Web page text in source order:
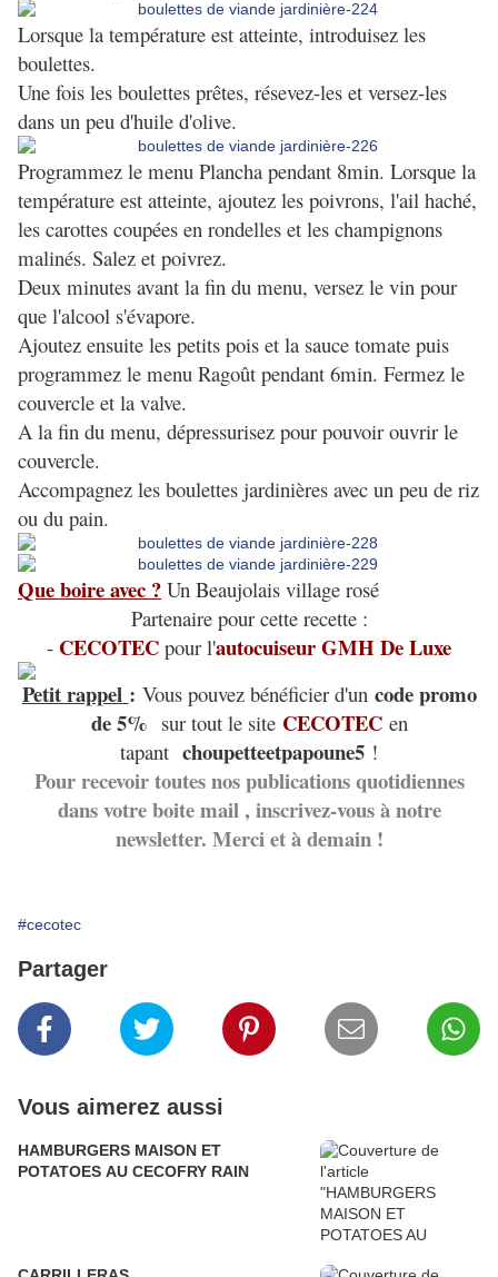
Lorsque la température est atteinte, introduisez les
boulettes.
Une fois les boulettes prêtes, résevez-les et versez-les
dans un peu d'huile d'olive.
Programmez le menu Plancha pendant 8min. Lorsque la
température est atteinte, ajoutez les poivrons, l'ail haché,
les carottes coupées en rondelles et les champignons
malinés. Salez et poivrez.
Deux minutes avant la fin du menu, versez le vin pour
que l'alcool s'évapore.
Ajoutez ensuite les petits pois et la sauce tomate puis
programmez le menu Ragoût pendant 6min. Fermez le
couvercle et la valve.
A la fin du menu, dépressurisez pour pouvoir ouvrir le
couvercle.
Accompagnez les boulettes jardinières avec un peu de riz
ou du pain.
Que boire avec ? Un Beaujolais village rosé
Partenaire pour cette recette :
- CECOTEC pour l'autocuiseur GMH De Luxe
Petit rappel : Vous pouvez bénéficier d'un code promo
de 5% sur tout le site CECOTECen
tapant choupetteetpapoune5 !
Pour recevoir toutes nos publications quotidiennes
dans votre boite mail , inscrivez-vous à notre
newsletter. Merci et à demain !
#cecotec
Partager
Vous aimerez aussi
HAMBURGERS MAISON ET
POTATOES AU CECOFRY RAIN